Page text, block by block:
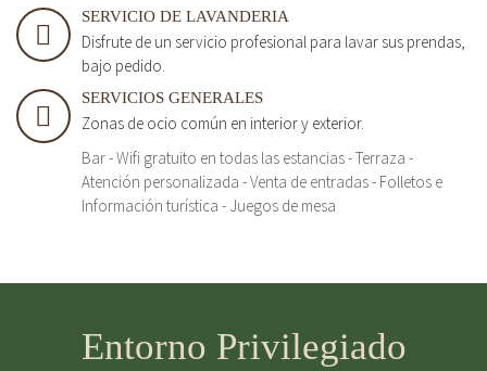
SERVICIO DE LAVANDERIA
Disfrute de un servicio profesional para lavar sus prendas,
bajo pedido.
SERVICIOS GENERALES
Zonas de ocio común en interior y exterior.
Bar - Wifi gratuito en todas las estancias - Terraza -
Atención personalizada - Venta de entradas - Folletos e
Información turística - Juegos de mesa
Entorno Privilegiado